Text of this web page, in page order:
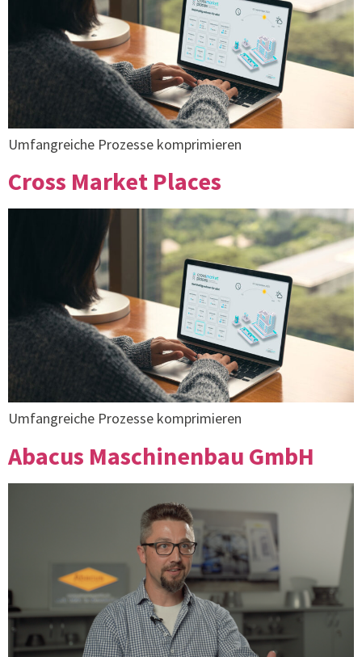
Umfangreiche Prozesse komprimieren
Cross Market Places
Umfangreiche Prozesse komprimieren
Abacus Maschinenbau GmbH